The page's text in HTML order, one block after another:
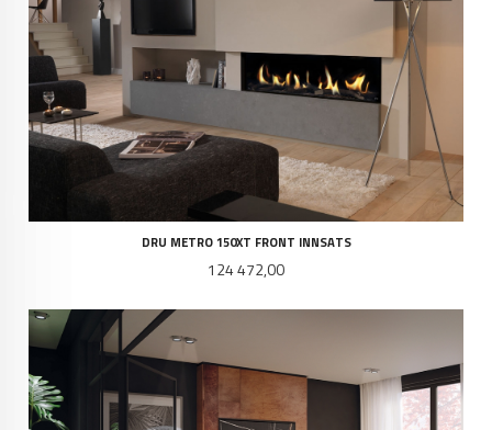
DRU METRO 150XT FRONT INNSATS
Pris
124 472,00